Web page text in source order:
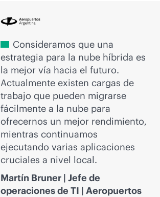
Consideramos que una
estrategia para la nube híbrida es
la mejor vía hacia el futuro.
Actualmente existen cargas de
trabajo que pueden migrarse
fácilmente a la nube para
ofrecernos un mejor rendimiento,
mientras continuamos
ejecutando varias aplicaciones
cruciales a nivel local.
Martín Bruner | Jefe de
operaciones de TI | Aeropuertos